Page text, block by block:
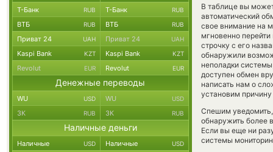
В таблице вы
автоматический
свое внимание на
мгновенно
строчку с его
обнаружили
неполадки
доступен обмен
написать нам о
установим
Спешим
обнаружить более
Если вы еще ни
системы
Т-Банк RUB Т-Банк RUB
ВТБ RUB ВТБ RUB
Приват 24 UAH Приват 24 UAH
Kaspi Bank KZT Kaspi Bank KZT
Revolut EUR Revolut EUR
Денежные переводы
WU USD WU USD
ЗК RUB ЗК RUB
Наличные деньги
Наличные USD Наличные USD